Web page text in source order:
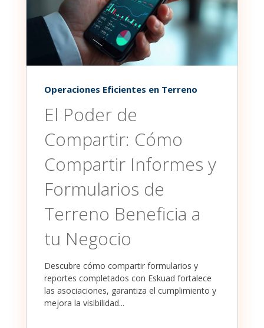
Operaciones Eficientes en Terreno
El Poder de
Compartir: Cómo
Compartir Informes y
Formularios de
Terreno Beneficia a
tu Negocio
Descubre cómo compartir formularios y
reportes completados con Eskuad fortalece
las asociaciones, garantiza el cumplimiento y
mejora la visibilidad...